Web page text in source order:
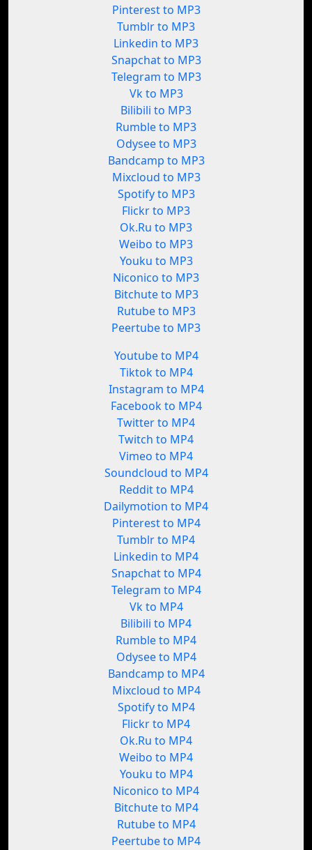
Pinterest to MP3
Tumblr to MP3
Linkedin to MP3
Snapchat to MP3
Telegram to MP3
Vk to MP3
Bilibili to MP3
Rumble to MP3
Odysee to MP3
Bandcamp to MP3
Mixcloud to MP3
Spotify to MP3
Flickr to MP3
Ok.Ru to MP3
Weibo to MP3
Youku to MP3
Niconico to MP3
Bitchute to MP3
Rutube to MP3
Peertube to MP3
Youtube to MP4
Tiktok to MP4
Instagram to MP4
Facebook to MP4
Twitter to MP4
Twitch to MP4
Vimeo to MP4
Soundcloud to MP4
Reddit to MP4
Dailymotion to MP4
Pinterest to MP4
Tumblr to MP4
Linkedin to MP4
Snapchat to MP4
Telegram to MP4
Vk to MP4
Bilibili to MP4
Rumble to MP4
Odysee to MP4
Bandcamp to MP4
Mixcloud to MP4
Spotify to MP4
Flickr to MP4
Ok.Ru to MP4
Weibo to MP4
Youku to MP4
Niconico to MP4
Bitchute to MP4
Rutube to MP4
Peertube to MP4